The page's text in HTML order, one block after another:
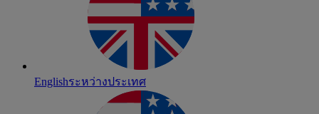
Englishระหว่างประเทศ